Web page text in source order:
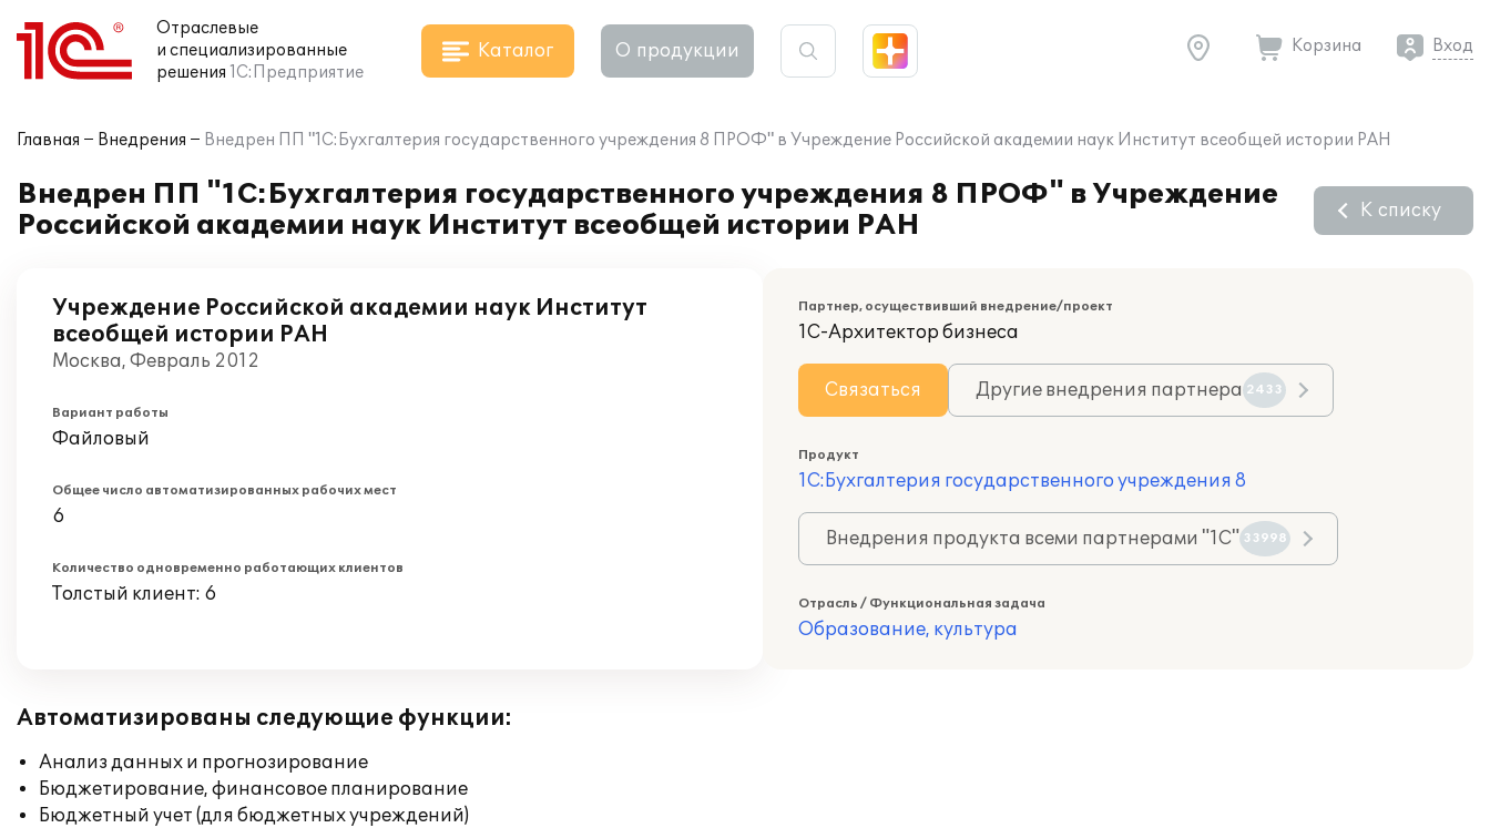
Отраслевые
и специализированные
решения 1С:Предприятие
Каталог О продукции Корзина Вход
Главная Внедрения Внедрен ПП "1С:Бухгалтерия государственного учреждения 8 ПРОФ" в Учреждение Российской академии наук Институт всеобщей истории РАН
Внедрен ПП "1С:Бухгалтерия государственного учреждения 8 ПРОФ" в Учреждение
Российской академии наук Институт всеобщей истории РАН
К списку
Учреждение Российской академии наук Институт
всеобщей истории РАН
Москва, Февраль 2012
Вариант работы
Файловый
Общее число автоматизированных рабочих мест
6
Количество одновременно работающих клиентов
Толстый клиент: 6
Партнер, осуществивший внедрение/проект
1С-Архитектор бизнеса
Связаться Другие внедрения партнера 2433
Продукт
1С:Бухгалтерия государственного учреждения 8
Внедрения продукта всеми партнерами "1С" 33998
Отрасль / Функциональная задача
Образование, культура
Автоматизированы следующие функции:
Анализ данных и прогнозирование
Бюджетирование, финансовое планирование
Бюджетный учет (для бюджетных учреждений)